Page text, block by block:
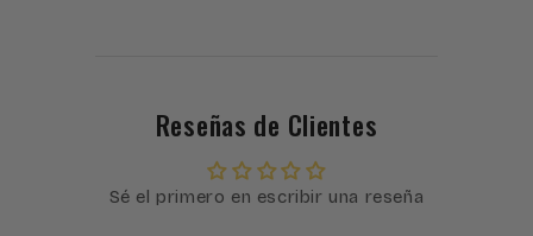
Reseñas de Clientes
Sé el primero en escribir una reseña